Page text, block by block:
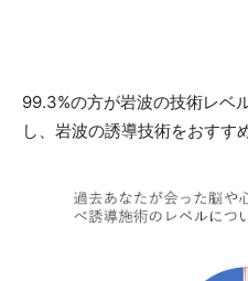
99.3%の方が岩波の技術レベ
し、岩波の誘導技術をおすす